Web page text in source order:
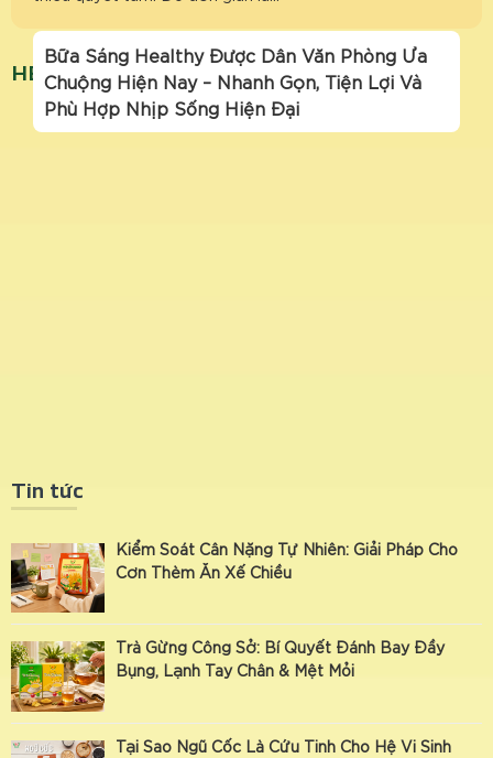
HEALTHY CHO NGƯỜI BẬN RỘN
Bữa Sáng Healthy Được Dân Văn Phòng Ưa
Chuộng Hiện Nay – Nhanh Gọn, Tiện Lợi Và
Phù Hợp Nhịp Sống Hiện Đại
Tin tức
Kiểm Soát Cân Nặng Tự Nhiên: Giải Pháp Cho
Cơn Thèm Ăn Xế Chiều
Trà Gừng Công Sở: Bí Quyết Đánh Bay Đầy
Bụng, Lạnh Tay Chân & Mệt Mỏi
Tại Sao Ngũ Cốc Là Cứu Tinh Cho Hệ Vi Sinh